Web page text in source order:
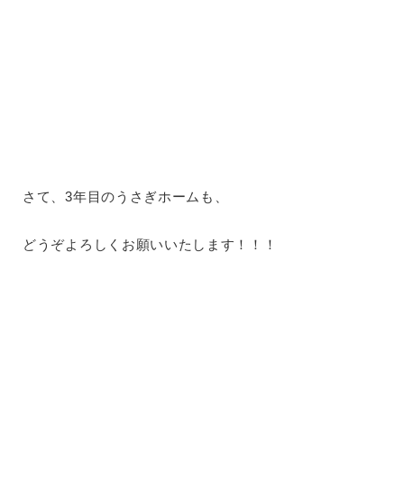
さて、3年目のうさぎホームも、
どうぞよろしくお願いいたします！！！